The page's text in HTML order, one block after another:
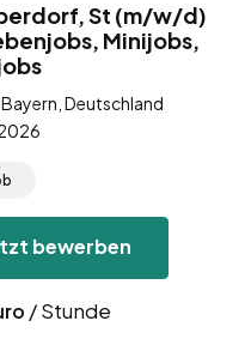
St (m/w/d)
Minijobs,
Deutschland
bewerben
/ Stunde